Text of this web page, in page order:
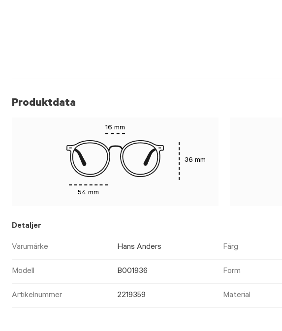
Produktdata
16 mm
54 mm
36 mm
Detaljer
Varumärke Hans Anders Färg
Modell B001936 Form
Artikelnummer 2219359 Material